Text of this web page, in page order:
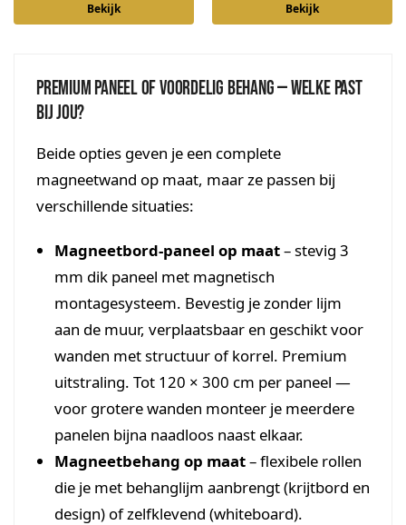
Bekijk Bekijk
Premium paneel of voordelig behang — welke past
bij jou?
Beide opties geven je een complete
magneetwand op maat, maar ze passen bij
verschillende situaties:
Magneetbord-paneel op maat– stevig 3
mm dik paneel met magnetisch
montagesysteem. Bevestig je zonder lijm
aan de muur, verplaatsbaar en geschikt voor
wanden met structuur of korrel. Premium
uitstraling. Tot 120 × 300 cm per paneel —
voor grotere wanden monteer je meerdere
panelen bijna naadloos naast elkaar.
Magneetbehang op maat– flexibele rollen
die je met behanglijm aanbrengt (krijtbord en
design) of zelfklevend (whiteboard).